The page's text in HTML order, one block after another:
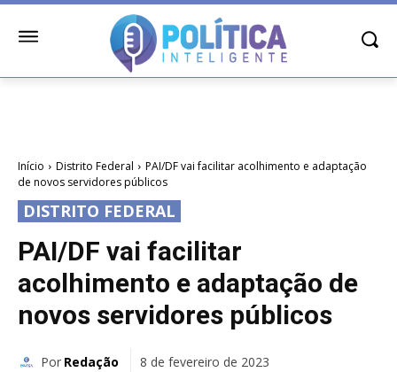
Início Distrito Federal
PAI/DF vai facilitar acolhimento e adaptação
de novos servidores públicos
DISTRITO FEDERAL
PAI/DF vai facilitar
acolhimento e adaptação de
novos servidores públicos
Por Redação 8 de fevereiro de 2023